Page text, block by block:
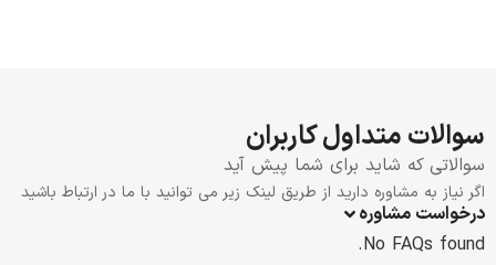
سوالات متداول کاربران
سوالاتی که شاید برای شما پیش آید
اگر نیاز به مشاوره دارید از طریق لینک زیر می توانید با ما در ارتباط باشید
درخواست مشاوره
No FAQs found.